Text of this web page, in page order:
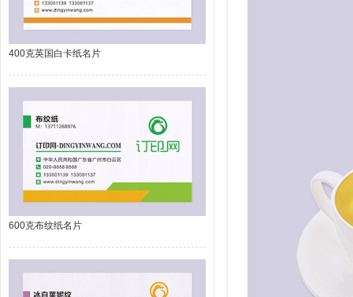
400克英国白卡纸名片
600克布纹纸名片